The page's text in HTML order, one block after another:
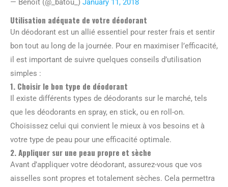
Utilisation adéquate de votre déodorant
Un déodorant est un allié essentiel pour rester frais et sentir
bon tout au long de la journée. Pour en maximiser l’efficacité,
il est important de suivre quelques conseils d’utilisation
simples :
1. Choisir le bon type de déodorant
Il existe différents types de déodorants sur le marché, tels
que les déodorants en spray, en stick, ou en roll-on.
Choisissez celui qui convient le mieux à vos besoins et à
votre type de peau pour une efficacité optimale.
2. Appliquer sur une peau propre et sèche
Avant d’appliquer votre déodorant, assurez-vous que vos
aisselles sont propres et totalement sèches. Cela permettra